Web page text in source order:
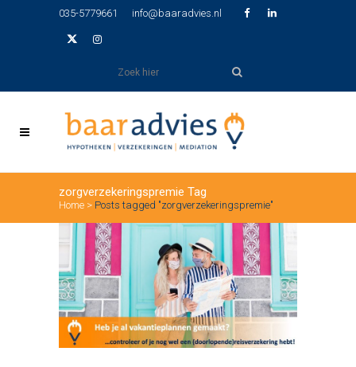
035-5779661 info@baaradvies.nl
zorgverzekeringspremie Tag
Home > Posts tagged "zorgverzekeringspremie"